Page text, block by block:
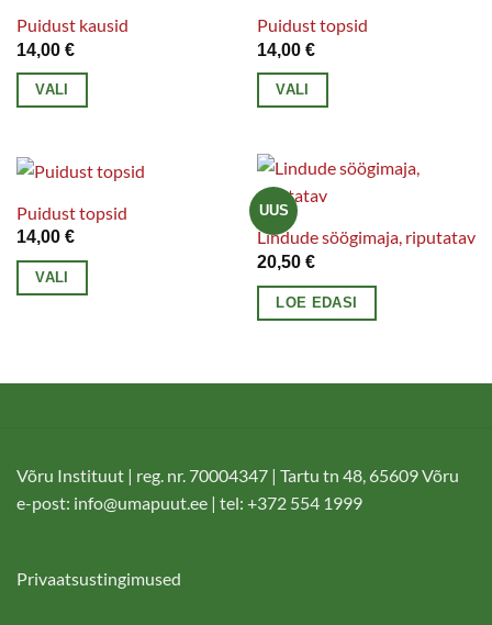
mitu
varianti.
Valikuid
saab
tootelehel.
Puidust kausid
14,00 €
VALI
on
mitu
varianti.
Valikuid
saab
Puidust topsid
14,00 €
VALI
on
mitu
varianti.
Valikuid
saab
teha
Puidust topsid
14,00 €
VALI
mitu
saab
teha
UUS
Lindude söögimaja, riputatav
20,50 €
LOE EDASI
Võru Instituut | reg. nr. 70004347 | Tartu tn 48, 65609 Võru
e-post: info@umapuut.ee | tel: +372 554 1999
Privaatsustingimused